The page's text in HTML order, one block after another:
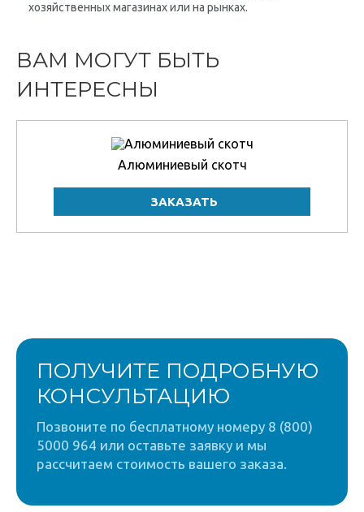
хозяйственных магазинах или на рынках.
ВАМ МОГУТ БЫТЬ
ИНТЕРЕСНЫ
Алюминиевый скотч
ПОЛУЧИТЕ ПОДРОБНУЮ
КОНСУЛЬТАЦИЮ
Позвоните по бесплатному номеру 8 (800)
5000 964 или оставьте заявку и мы
рассчитаем стоимость вашего заказа.